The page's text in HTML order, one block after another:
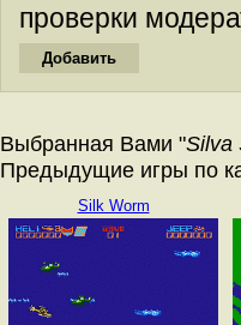
проверки
Выбранная Вами "Silva
Предыдущие игры по
Silk Worm